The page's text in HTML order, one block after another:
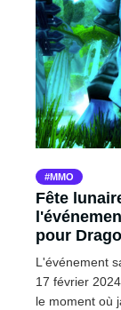
MMO
Fête
pour
L'événement
17 février
le moment où